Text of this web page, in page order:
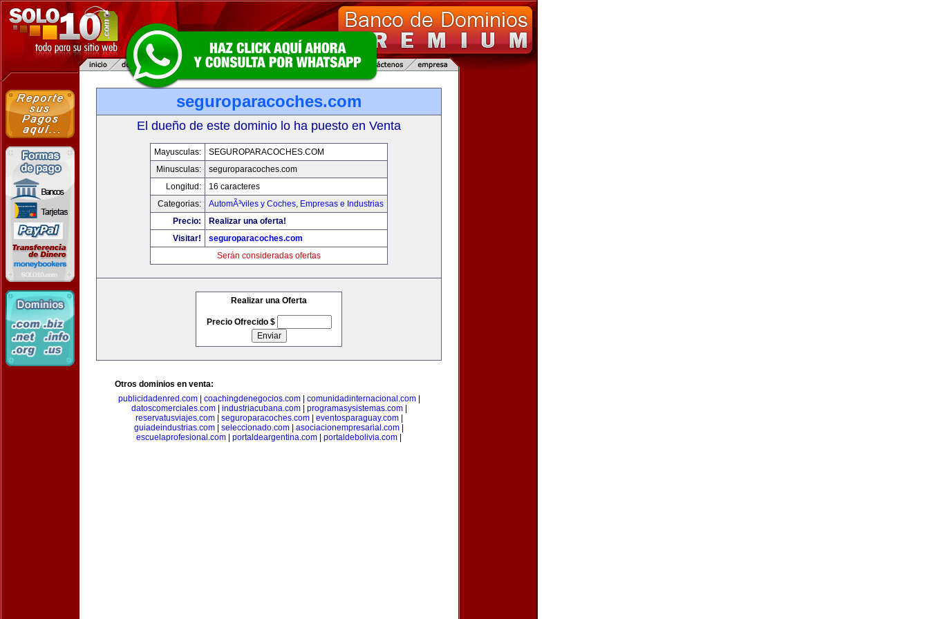
seguroparacoches.com
El dueño de este dominio lo ha puesto en Venta
Mayusculas:
SEGUROPARACOCHES.COM
Minusculas:
seguroparacoches.com
Longitud:
16 caracteres
Categorias:
AutomÃ³viles y Coches, Empresas e Industrias
Precio:
Realizar una oferta!
Visitar!
seguroparacoches.com
Serán consideradas ofertas
Realizar una Oferta
Precio Ofrecido $
Otros dominios en venta:
publicidadenred.com| coachingdenegocios.com| comunidadinternacional.com|
datoscomerciales.com| industriacubana.com| programasysistemas.com|
reservatusviajes.com| seguroparacoches.com| eventosparaguay.com|
guiadeindustrias.com
seleccionado.com asociacionempresarial.com
escuelaprofesional.com
portaldeargentina.com portaldebolivia.com